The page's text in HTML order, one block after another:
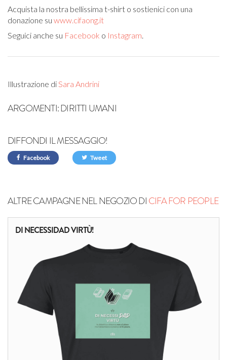
Acquista la nostra bellissima t-shirt o sostienici con una
donazione su www.cifaong.it
Seguici anche su Facebook o Instagram.
Illustrazione diSara Andrini
ARGOMENTI:DIRITTI UMANI
DIFFONDI IL MESSAGGIO!
Facebook Tweet
ALTRE CAMPAGNE NEL NEGOZIO DICIFA FOR PEOPLE
DI NECESSIDAD VIRTÙ!